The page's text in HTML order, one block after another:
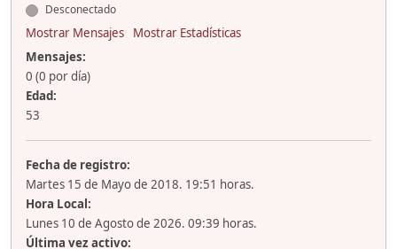
Desconectado
Mostrar Mensajes
Mostrar Estadísticas
Mensajes:
0 (0 por día)
Edad:
53
Fecha de registro:
Martes 15 de Mayo de 2018. 19:51 horas.
Hora Local:
Lunes 10 de Agosto de 2026. 09:39 horas.
Última vez activo: